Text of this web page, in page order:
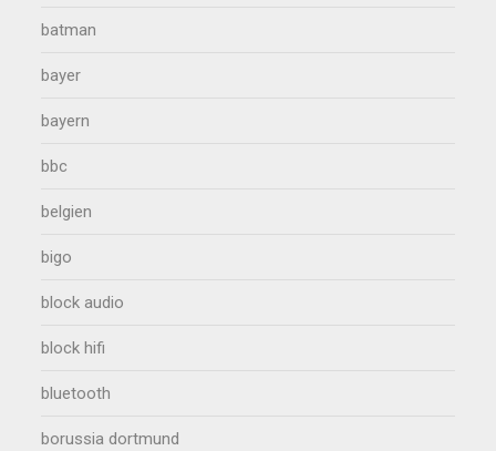
batman
bayer
bayern
bbc
belgien
bigo
block audio
block hifi
bluetooth
borussia dortmund